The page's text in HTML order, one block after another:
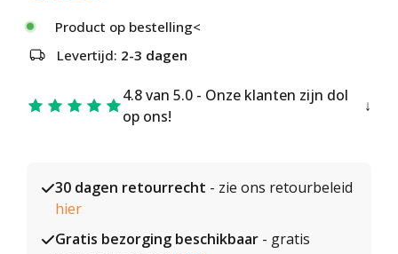
Product op bestelling<
Levertijd: 2-3 dagen
4.8 van 5.0 - Onze klanten zijn dol
op ons!
30 dagen retourrecht - zie ons retourbeleid
hier
Gratis bezorging beschikbaar - gratis